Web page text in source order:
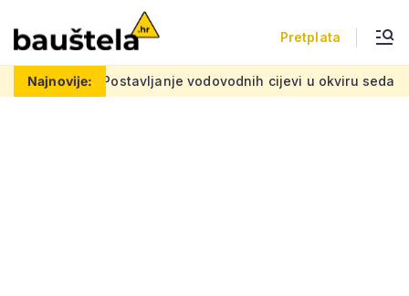
Pretplata
Najnovije:Postavljanje vodovodnih cijevi u okviru sedam